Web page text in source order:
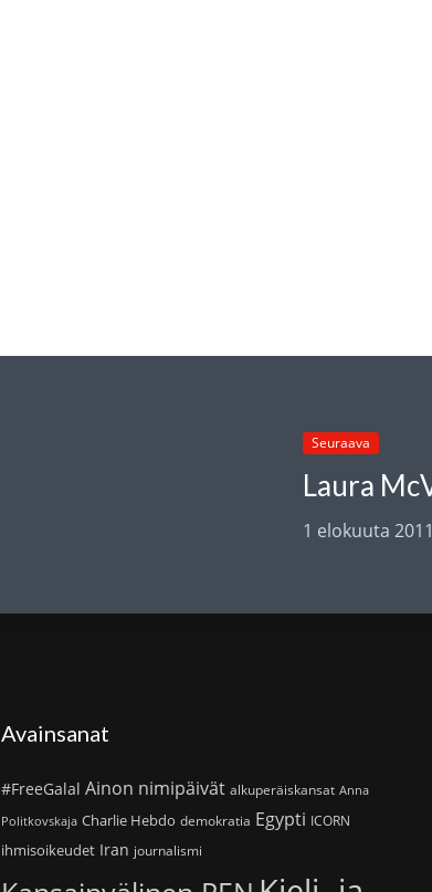
Seuraava
1 elokuuta 2011
Avainsanat
#FreeGalal Ainon nimipäivät alkuperäiskansat Anna
Politkovskaja Charlie Hebdo demokratia Egypti ICORN
ihmisoikeudet Iran journalismi